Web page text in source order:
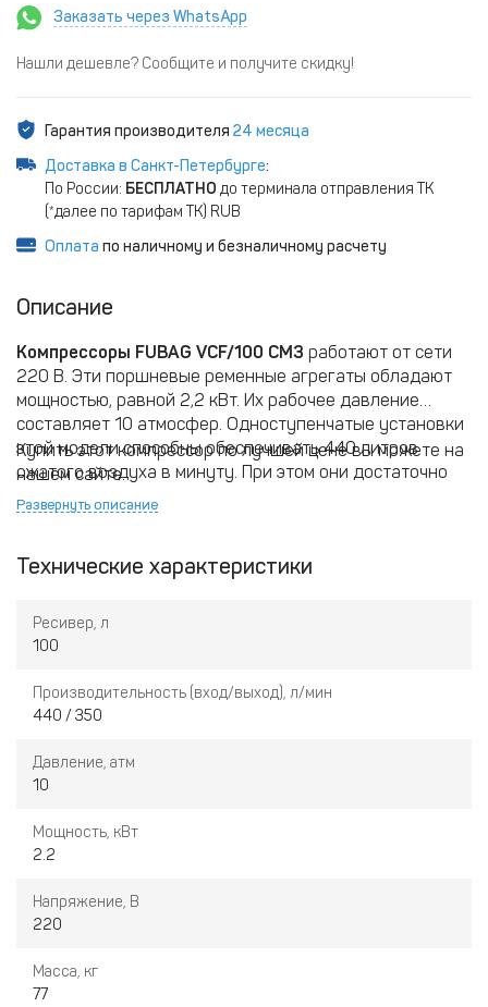
Заказать через WhatsApp
Нашли дешевле? Сообщите и получите скидку!
Гарантия производителя 24 месяца
Доставка в Санкт-Петербурге:
По России: БЕСПЛАТНО до терминала отправления ТК
(*далее по тарифам ТК) RUB
Оплата по наличному и безналичному расчету
Описание
Компрессоры FUBAG VCF/100 СM3 работают от сети
220 В. Эти поршневые ременные агрегаты обладают
мощностью, равной 2,2 кВт. Их рабочее давление
составляет 10 атмосфер. Одноступенчатые установки
этой модели способны обеспечивать 440 литров
сжатого воздуха в минуту. При этом они достаточно
компактны, мобильны и маневренны: удобство
перемещения по рабочей площади обеспечивают
360 градусов. Идеально подходят для применения на
дорожных и строительных работах.
Купить этот компрессор по лучшей цене вы можете на
нашем сайте.
Развернуть описание
Технические характеристики
Ресивер, л
100
Производительность (вход/выход), л/мин
440 / 350
Давление, атм
10
Мощность, кВт
2.2
Напряжение, В
220
Масса, кг
77